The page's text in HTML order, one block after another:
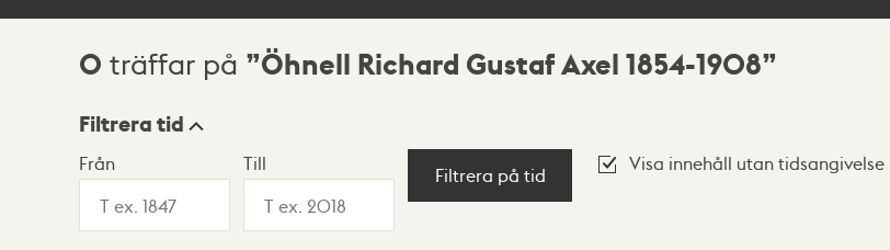
Sökresultat
0 träffar på Öhnell Richard Gustaf Axel 1854-1908
Visningsläge
Filtrera tid
Från Till
Filtrera på tid
Visa innehåll utan tidsangivelse